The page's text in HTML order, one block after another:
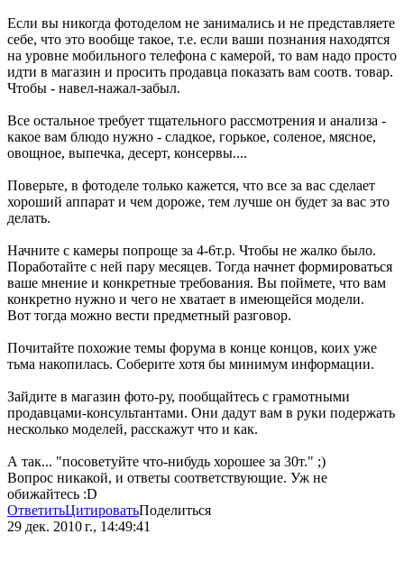
Если вы никогда фотоделом не занимались и не представляете
себе, что это вообще такое, т.е. если ваши познания находятся
на уровне мобильного телефона с камерой, то вам надо просто
идти в магазин и просить продавца показать вам соотв. товар.
Чтобы - навел-нажал-забыл.
Все остальное требует тщательного рассмотрения и анализа -
какое вам блюдо нужно - сладкое, горькое, соленое, мясное,
овощное, выпечка, десерт, консервы....
Поверьте, в фотоделе только кажется, что все за вас сделает
хороший аппарат и чем дороже, тем лучше он будет за вас это
делать.
Начните с камеры попроще за 4-6т.р. Чтобы не жалко было.
Поработайте с ней пару месяцев. Тогда начнет формироваться
ваше мнение и конкретные требования. Вы поймете, что вам
конкретно нужно и чего не хватает в имеющейся модели.
Вот тогда можно вести предметный разговор.
Почитайте похожие темы форума в конце концов, коих уже
тьма накопилась. Соберите хотя бы минимум информации.
Зайдите в магазин фото-ру, пообщайтесь с грамотными
продавцами-консультантами. Они дадут вам в руки подержать
несколько моделей, расскажут что и как.
А так... "посоветуйте что-нибудь хорошее за 30т." ;)
Вопрос никакой, и ответы соответствующие. Уж не
обижайтесь :D
ОтветитьЦитироватьПоделиться
29 дек. 2010 г., 14:49:41